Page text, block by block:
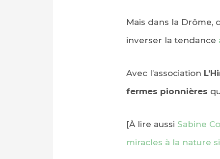
Mais dans la
inverser la tendance
Avec l’association
fermes pionnières
[À lire aussi Sabine
miracles à la nature